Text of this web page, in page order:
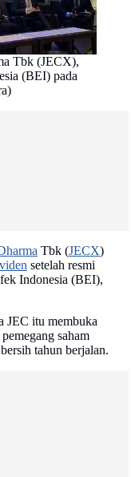
Tbk (JECX),
(BEI) pada
Tbk (JECX)
setelah resmi
Indonesia (BEI),
JEC itu membuka
saham
tahun berjalan.